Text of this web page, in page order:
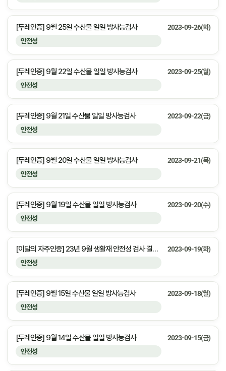
안전성
[두레인증] 9월 25일 수산물 일일 방사능검사 2023-09-26(화)
안전성
[두레인증] 9월 22일 수산물 일일 방사능검사 2023-09-25(월)
안전성
[두레인증] 9월 21일 수산물 일일 방사능검사 2023-09-22(금)
안전성
[두레인증] 9월 20일 수산물 일일 방사능검사 2023-09-21(목)
안전성
[두레인증] 9월 19일 수산물 일일 방사능검사 2023-09-20(수)
안전성
[이달의 자주인증] 23년 9월 생활재 안전성 검사 결과 안내 2023-09-19(화)
안전성
[두레인증] 9월 15일 수산물 일일 방사능검사 2023-09-18(월)
안전성
[두레인증] 9월 14일 수산물 일일 방사능검사 2023-09-15(금)